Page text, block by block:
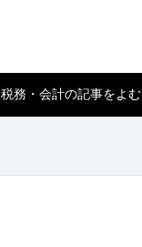
税務・会計の記事をよむ